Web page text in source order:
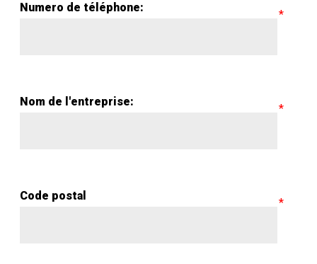
Numero de téléphone:
Nom de l'entreprise:
Code postal